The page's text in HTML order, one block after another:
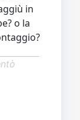
in
o la